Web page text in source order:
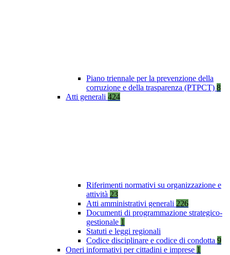
Piano triennale per la prevenzione della
corruzione e della trasparenza (PTPCT) 8
Atti generali 424
Riferimenti normativi su organizzazione e
attività 23
Atti amministrativi generali 226
Documenti di programmazione strategico-
gestionale 1
Statuti e leggi regionali
Codice disciplinare e codice di condotta 9
Oneri informativi per cittadini e imprese 1